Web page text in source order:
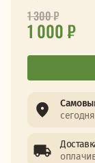
1 000 ₽
1 300₽
сегодня